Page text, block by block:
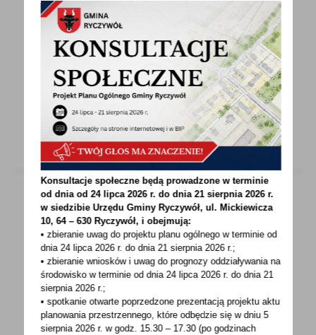
ANKIETA DLA MIESZKAŃCÓW - PROGRAM
ROZWOJU GMINY RYCZYWÓŁ
Szanowni Mieszkańcy, Zwracamy się z prośbą
o wypełnienie ankiety w celu przygotowania
Programu...
15 - 07 - 2020
UMÓW WIZYTĘ W URZĘDZIE SKARBOWYM
Od 3 sierpnia zostanie udostępniony nowy
model obsługi bezpośredniej podatników.
Sprawę podczas...
Konsultacje społeczne będą prowadzone w terminie
od dnia od 24 lipca 2026 r. do dnia 21 sierpnia 2026 r.
w siedzibie Urzędu Gminy Ryczywół, ul. Mickiewicza
10, 64 – 630 Ryczywół, i obejmują:
• zbieranie uwag do projektu planu ogólnego w terminie od
dnia 24 lipca 2026 r. do dnia 21 sierpnia 2026 r.;
• zbieranie wniosków i uwag do prognozy oddziaływania na
środowisko w terminie od dnia 24 lipca 2026 r. do dnia 21
sierpnia 2026 r.;
• spotkanie otwarte poprzedzone prezentacją projektu aktu
planowania przestrzennego, które odbędzie się w dniu 5
sierpnia 2026 r.w godz. 15.30 – 17.30 (po godzinach